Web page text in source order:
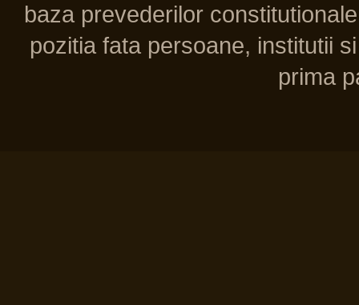
baza prevederilor
pozitia fata persoane, institutii
prima